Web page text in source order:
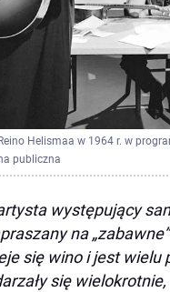
Helismaa w 1964 r. w
publiczna
występujący
na
się wino i jest wielu
się